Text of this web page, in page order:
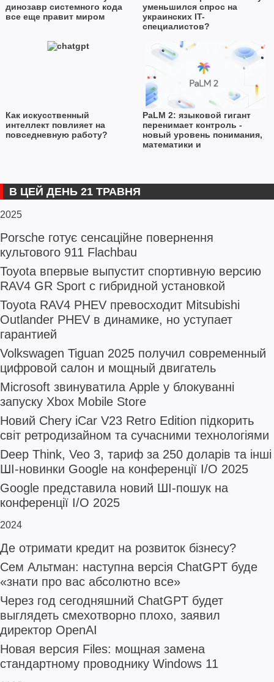
динозавр системного кода
все еще правит миром
уменьшился спрос на
украинских IT-
специалистов?
Как искусственный
интеллект повлияет на
повседневную работу?
PaLM 2: языковой гигант
перенимает контроль -
новый уровень понимания,
математики и
В ЦЕЙ ДЕНЬ 21 ТРАВНЯ
2025
Porsche готує сенсаційне повернення
культового 911 Flachbau
Toyota впервые выпустит спортивную версию
RAV4 GR Sport с гибридной установкой
Toyota RAV4 PHEV превосходит Mitsubishi
Outlander PHEV в динамике, но уступает
гарантией
Volkswagen Tiguan 2025 получил современный
цифровой салон и мощный двигатель
Microsoft звинуватила Apple у блокуванні
запуску Xbox Mobile Store
Новий Chery iCar V23 Retro Edition підкорить
світ ретродизайном та сучасними технологіями
Deep Think, Veo 3, тариф за 250 доларів та інші
ШІ-новинки Google на конференції I/O 2025
Google представила новий ШІ-пошук на
конференції I/O 2025
2024
Де отримати кредит на розвиток бізнесу?
Сем Альтман: наступна версія ChatGPT буде
«знати про вас абсолютно все»
Через год сегодняшний ChatGPT будет
выглядеть смехотворно плохо, заявил
директор OpenAI
Новая версия Files: мощная замена
стандартному проводнику Windows 11